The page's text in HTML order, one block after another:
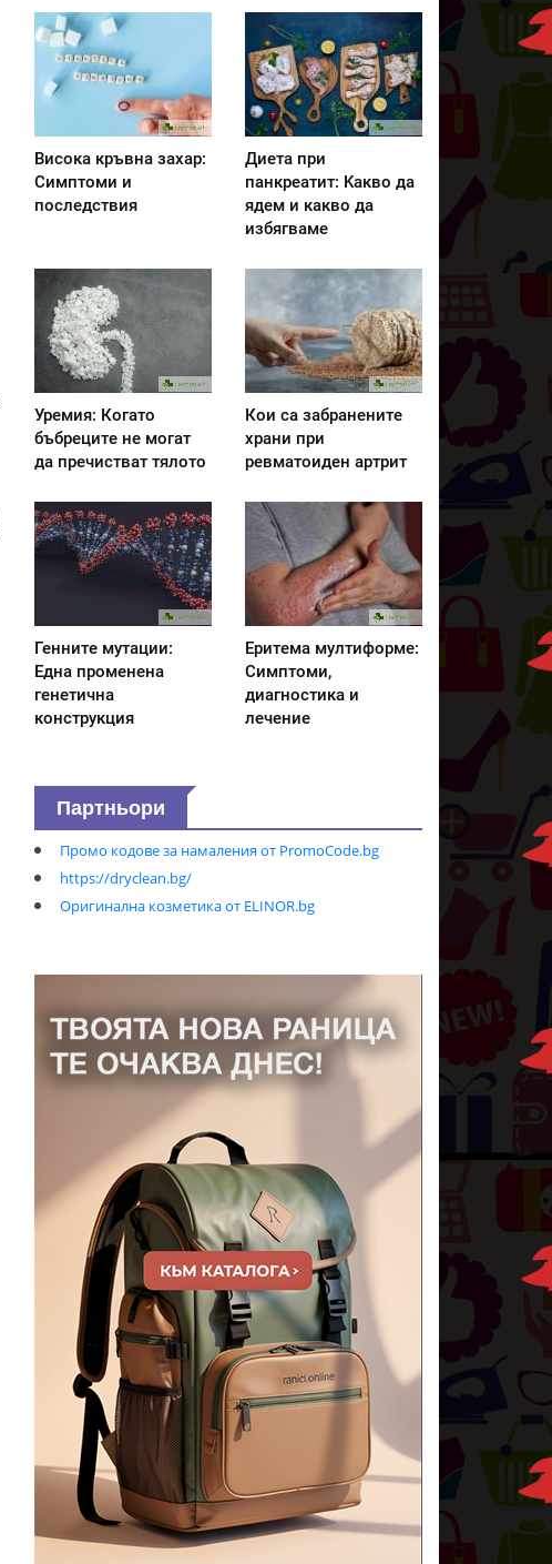
Висока кръвна захар:
Симптоми и
последствия
Диета при
панкреатит: Kакво да
ядем и какво да
избягваме
Уремия: Когато
бъбреците не могат
да пречистват тялото
Кои са забранените
храни при
ревматоиден артрит
Генните мутации:
Една променена
генетична
конструкция
Еритема мултиформе:
Симптоми,
диагностика и
лечение
Партньори
Промо кодове за намаления от PromoCode.bg
https://dryclean.bg/
Оригинална козметика от ELINOR.bg